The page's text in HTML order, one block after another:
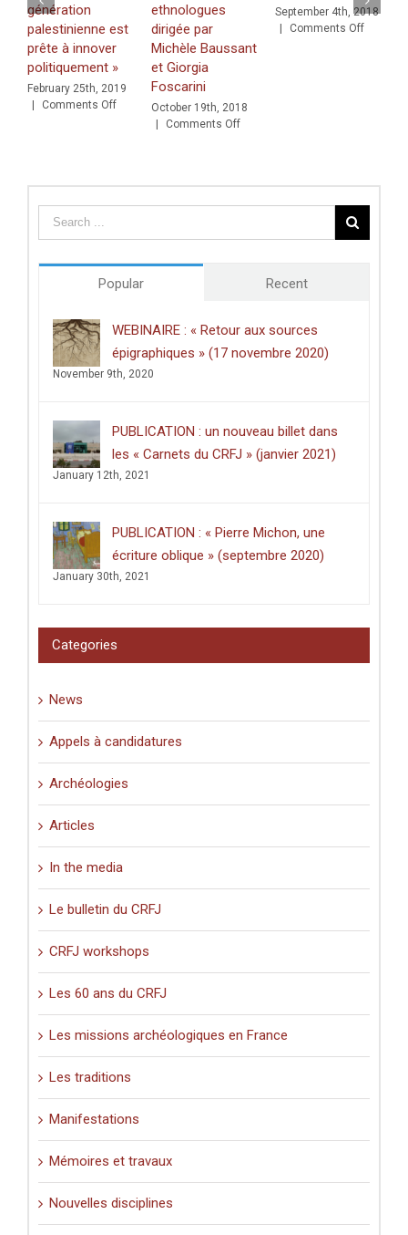
génération
palestinienne est
prête à innover
politiquement »
February 25th, 2019
|
Comments Offon
«
La
est
prête
politiquement
»
ethnologues
dirigée par
Michèle Baussant
et Giorgia
Foscarini
October 19th, 2018
|
Comments Offon
ethnologues
dirigée
Michèle
Giorgia
September 4th, 2018
|
Comments Offon
Popular Recent
WEBINAIRE : « Retour aux sources
épigraphiques » (17 novembre 2020)
November 9th, 2020
PUBLICATION : un nouveau billet dans
les « Carnets du CRFJ » (janvier 2021)
January 12th, 2021
PUBLICATION : « Pierre Michon, une
écriture oblique » (septembre 2020)
January 30th, 2021
Categories
News
Appels à candidatures
Archéologies
Articles
In the media
Le bulletin du CRFJ
CRFJ workshops
Les 60 ans du CRFJ
Les missions archéologiques en France
Les traditions
Manifestations
Mémoires et travaux
Nouvelles disciplines